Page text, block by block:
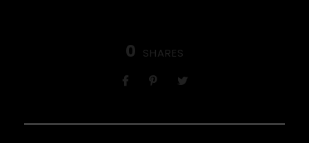
0 SHARES